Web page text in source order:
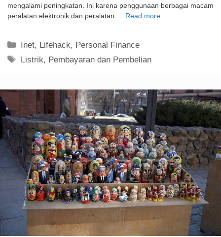
mengalami peningkatan. Ini karena penggunaan berbagai macam
peralatan elektronik dan peralatan … Read more
Kategori
Inet, Lifehack, Personal Finance
Tag
Listrik, Pembayaran dan Pembelian